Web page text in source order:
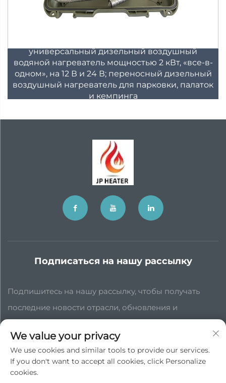
универсальный дизельный воздушный
водяной нагреватель мощностью 2 кВт, «все-в-
одном», на 12 В и 24 В; переносный дизельный
воздушный нагреватель для парковки, палаток
и кемпинга
Подписаться на нашу рассылку
Подпишитесь на нашу рассылку, чтобы получать
последние новости отрасли, обновления и
Подписаться
We value your privacy
We use cookies and similar tools to provide our services.
If you don't want to accept all cookies, click Personalize
cookies.